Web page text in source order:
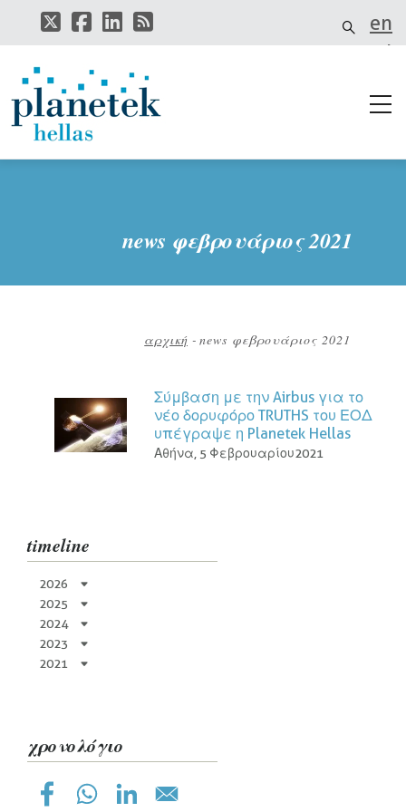
το
περιεχόμενο
en
el
news φεβρουάριος 2021
αρχική - news φεβρουάριος 2021
Σύμβαση με την Airbus για το
νέο δορυφόρο TRUTHS του ΕΟΔ
υπέγραψε η Planetek Hellas
Αθήνα, 5 Φεβρουαρίου2021
timeline
2026
2025
2024
2023
2021
χρονολόγιο